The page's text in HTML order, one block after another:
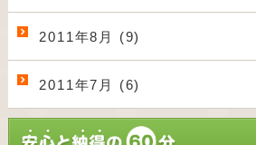
2011年8月 (9)
2011年7月 (6)